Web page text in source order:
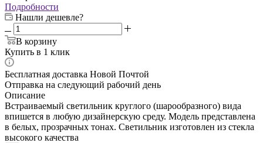
Подробности
Нашли дешевле?
В корзину
Купить в 1 клик
Бесплатная доставка Новой Почтой
Отправка на следующий рабочий день
Описание
Встраиваемый светильник круглого (шарообразного) вида
впишется в любую дизайнерскую среду. Модель представлена
в белых, прозрачных тонах. Светильник изготовлен из стекла
высокого качества